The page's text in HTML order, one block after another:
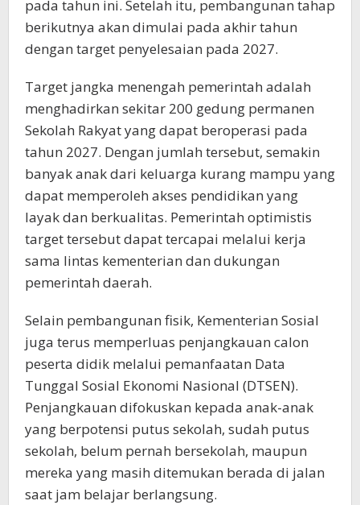
pada tahun ini. Setelah itu, pembangunan tahap
berikutnya akan dimulai pada akhir tahun
dengan target penyelesaian pada 2027.
Target jangka menengah pemerintah adalah
menghadirkan sekitar 200 gedung permanen
Sekolah Rakyat yang dapat beroperasi pada
tahun 2027. Dengan jumlah tersebut, semakin
banyak anak dari keluarga kurang mampu yang
dapat memperoleh akses pendidikan yang
layak dan berkualitas. Pemerintah optimistis
target tersebut dapat tercapai melalui kerja
sama lintas kementerian dan dukungan
pemerintah daerah.
Selain pembangunan fisik, Kementerian Sosial
juga terus memperluas penjangkauan calon
peserta didik melalui pemanfaatan Data
Tunggal Sosial Ekonomi Nasional (DTSEN).
Penjangkauan difokuskan kepada anak-anak
yang berpotensi putus sekolah, sudah putus
sekolah, belum pernah bersekolah, maupun
mereka yang masih ditemukan berada di jalan
saat jam belajar berlangsung.